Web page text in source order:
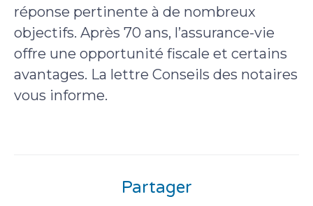
réponse pertinente à de nombreux
objectifs. Après 70 ans, l’assurance-vie
offre une opportunité fiscale et certains
avantages. La lettre Conseils des notaires
vous informe.
Partager